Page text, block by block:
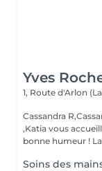
Yves
1, Route d'Arlon
Cassandra
,Katia vous
Soins des